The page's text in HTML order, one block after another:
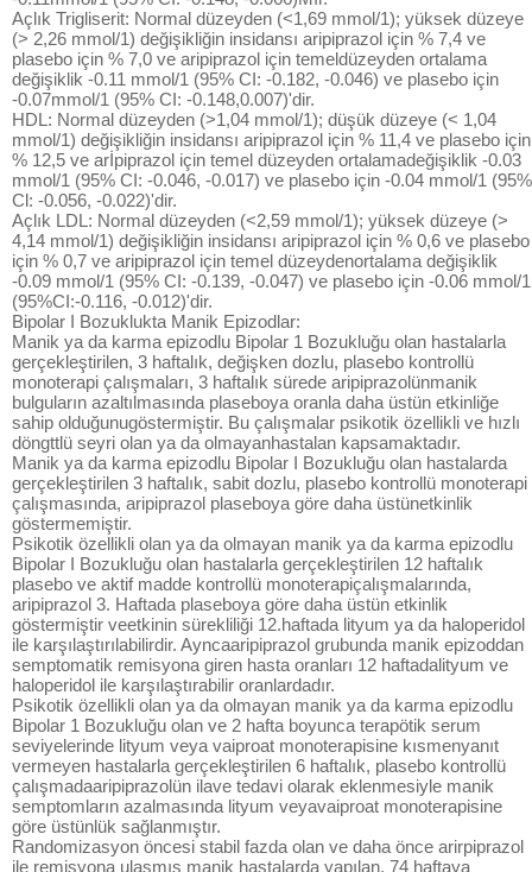
Açlık Trigliserit: Normal düzeyden (<1,69 mmol/1); yüksek düzeye
(> 2,26 mmol/1) değişikliğin insidansı aripiprazol için % 7,4 ve
plasebo için % 7,0 ve aripiprazol için temeldüzeyden ortalama
değişiklik -0.11 mmol/1 (95% CI: -0.182, -0.046) ve plasebo için
-0.07mmol/1 (95% CI: -0.148,0.007)'dir.
HDL: Normal düzeyden (>1,04 mmol/1); düşük düzeye (< 1,04
mmol/1) değişikliğin insidansı aripiprazol için % 11,4 ve plasebo için
% 12,5 ve arİpiprazol için temel düzeyden ortalamadeğişiklik -0.03
mmol/1 (95% CI: -0.046, -0.017) ve plasebo için -0.04 mmol/1 (95%
Cl: -0.056, -0.022)'dir.
Açlık LDL: Normal düzeyden (<2,59 mmol/1); yüksek düzeye (>
4,14 mmol/1) değişikliğin insidansı aripiprazol için % 0,6 ve plasebo
için % 0,7 ve aripiprazol için temel düzeydenortalama değişiklik
-0.09 mmol/1 (95% CI: -0.139, -0.047) ve plasebo için -0.06 mmol/1
(95%CI:-0.116, -0.012)'dir.
Bipolar I Bozuklukta Manik Epizodlar:
Manik ya da karma epizodlu Bipolar 1 Bozukluğu olan hastalarla
gerçekleştirilen, 3 haftalık, değişken dozlu, plasebo kontrollü
monoterapi çalışmaları, 3 haftalık sürede aripiprazolünmanik
bulguların azaltılmasında plaseboya oranla daha üstün etkinliğe
sahip olduğunugöstermiştir. Bu çalışmalar psikotik özellikli ve hızlı
döngttlü seyri olan ya da olmayanhastalan kapsamaktadır.
Manik ya da karma epizodlu Bipolar I Bozukluğu olan hastalarda
gerçekleştirilen 3 haftalık, sabit dozlu, plasebo kontrollü monoterapi
çalışmasında, aripiprazol plaseboya göre daha üstünetkinlik
göstermemiştir.
Psikotik özellikli olan ya da olmayan manik ya da karma epizodlu
Bipolar I Bozukluğu olan hastalarla gerçekleştirilen 12 haftalık
plasebo ve aktif madde kontrollü monoterapiçalışmalarında,
aripiprazol 3. Haftada plaseboya göre daha üstün etkinlik
göstermiştir veetkinin sürekliliği 12.haftada lityum ya da haloperidol
ile karşılaştırılabilirdir. Ayncaaripiprazol grubunda manik epizoddan
semptomatik remisyona giren hasta oranları 12 haftadalityum ve
haloperidol ile karşılaştırabilir oranlardadır.
Psikotik özellikli olan ya da olmayan manik ya da karma epizodlu
Bipolar 1 Bozukluğu olan ve 2 hafta boyunca terapötik serum
seviyelerinde lityum veya vaiproat monoterapisine kısmenyanıt
vermeyen hastalarla gerçekleştirilen 6 haftalık, plasebo kontrollü
çalışmadaaripiprazolün ilave tedavi olarak eklenmesiyle manik
semptomların azalmasında lityum veyavaiproat monoterapisine
göre üstünlük sağlanmıştır.
Randomizasyon öncesi stabil fazda olan ve daha önce arirpiprazol
ile remisyona ulaşmış manik hastalarda yapılan, 74 haftaya